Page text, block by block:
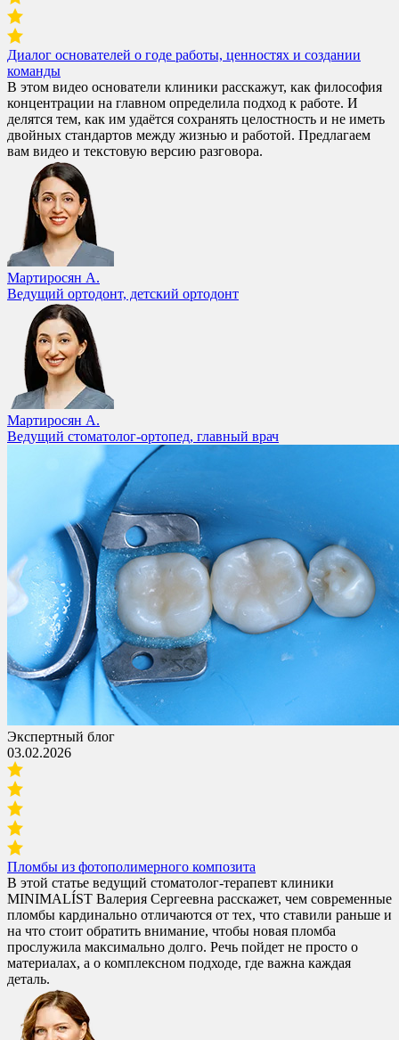
Диалог основателей о годе работы, ценностях и создании
команды
В этом видео основатели клиники расскажут, как философия
концентрации на главном определила подход к работе. И
делятся тем, как им удаётся сохранять целостность и не иметь
двойных стандартов между жизнью и работой. Предлагаем
вам видео и текстовую версию разговора.
Мартиросян А.
Ведущий ортодонт, детский ортодонт
Мартиросян А.
Ведущий стоматолог-ортопед, главный врач
Экспертный блог
03.02.2026
Пломбы из фотополимерного композита
В этой статье ведущий стоматолог-терапевт клиники
MINIMALÍST Валерия Сергеевна расскажет, чем современные
пломбы кардинально отличаются от тех, что ставили раньше и
на что стоит обратить внимание, чтобы новая пломба
прослужила максимально долго. Речь пойдет не просто о
материалах, а о комплексном подходе, где важна каждая
деталь.